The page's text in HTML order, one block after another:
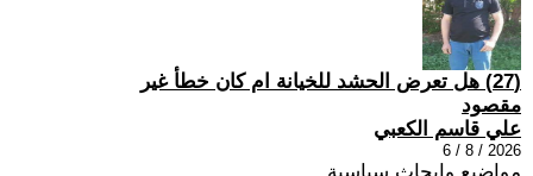
(27) هل تعرض الحشد للخيانة ام كان خطأ غير
مقصود
علي قاسم الكعبي
2026 / 8 / 6